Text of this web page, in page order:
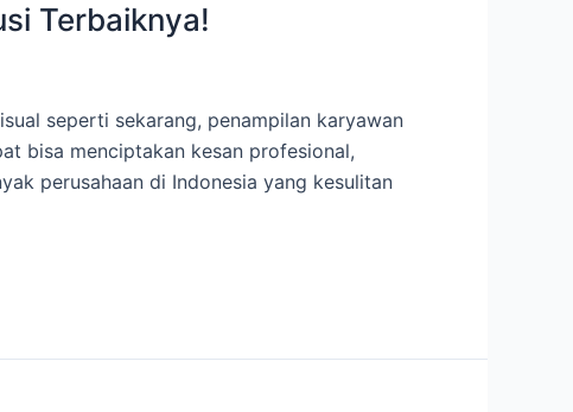
Terbaiknya!
seperti sekarang, penampilan karyawan
bisa menciptakan kesan profesional,
perusahaan di Indonesia yang kesulitan